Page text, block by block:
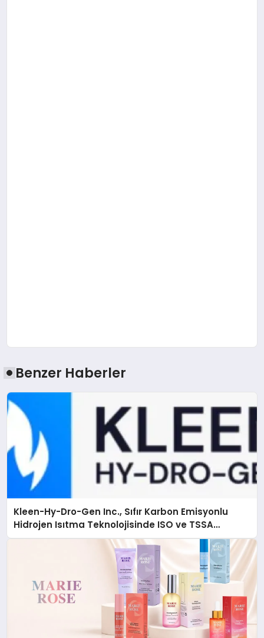
Benzer Haberler
Kleen-Hy-Dro-Gen Inc., Sıfır Karbon Emisyonlu
Hidrojen Isıtma Teknolojisinde ISO ve TSSA
Düzenleyici Onaylarını Aldı